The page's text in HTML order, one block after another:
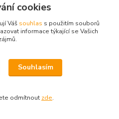
cookies
Váš souhlas s použitím souborů
informace týkající se Vašich
Souhlasím
odmítnout zde.